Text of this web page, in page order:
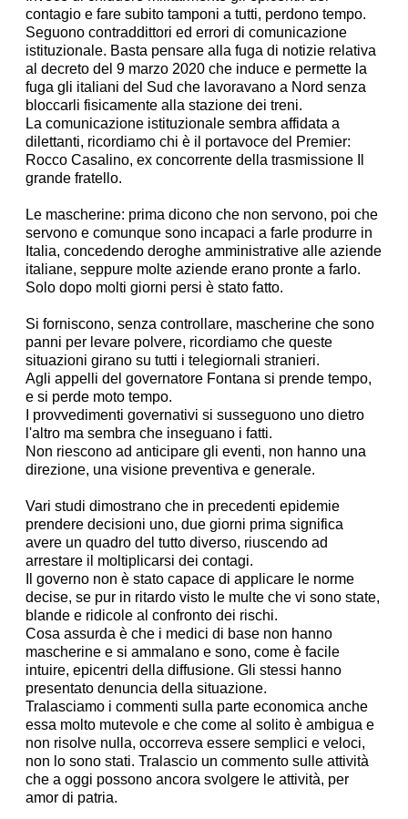
contagio e fare subito tamponi a tutti, perdono tempo.
Seguono contraddittori ed errori di comunicazione
istituzionale. Basta pensare alla fuga di notizie relativa
al decreto del 9 marzo 2020 che induce e permette la
fuga gli italiani del Sud che lavoravano a Nord senza
bloccarli fisicamente alla stazione dei treni.
La comunicazione istituzionale sembra affidata a
dilettanti, ricordiamo chi è il portavoce del Premier:
Rocco Casalino, ex concorrente della trasmissione Il
grande fratello.
Le mascherine: prima dicono che non servono, poi che
servono e comunque sono incapaci a farle produrre in
Italia, concedendo deroghe amministrative alle aziende
italiane, seppure molte aziende erano pronte a farlo.
Solo dopo molti giorni persi è stato fatto.
Si forniscono, senza controllare, mascherine che sono
panni per levare polvere, ricordiamo che queste
situazioni girano su tutti i telegiornali stranieri.
Agli appelli del governatore Fontana si prende tempo,
e si perde moto tempo.
I provvedimenti governativi si susseguono uno dietro
l'altro ma sembra che inseguano i fatti.
Non riescono ad anticipare gli eventi, non hanno una
direzione, una visione preventiva e generale.
Vari studi dimostrano che in precedenti epidemie
prendere decisioni uno, due giorni prima significa
avere un quadro del tutto diverso, riuscendo ad
arrestare il moltiplicarsi dei contagi.
Il governo non è stato capace di applicare le norme
decise, se pur in ritardo visto le multe che vi sono state,
blande e ridicole al confronto dei rischi.
Cosa assurda è che i medici di base non hanno
mascherine e si ammalano e sono, come è facile
intuire, epicentri della diffusione. Gli stessi hanno
presentato denuncia della situazione.
Tralasciamo i commenti sulla parte economica anche
essa molto mutevole e che come al solito è ambigua e
non risolve nulla, occorreva essere semplici e veloci,
non lo sono stati. Tralascio un commento sulle attività
che a oggi possono ancora svolgere le attività, per
amor di patria.